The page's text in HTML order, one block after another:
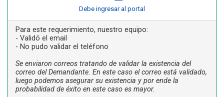
Debe ingresar al portal
Para este requerimiento, nuestro equipo:
- Validó el email
- No pudo validar el teléfono
Se enviaron correos tratando de validar la existencia del
correo del Demandante. En este caso el correo está validado,
luego podemos asegurar su existencia y por ende la
probabilidad de éxito en este caso es mayor.